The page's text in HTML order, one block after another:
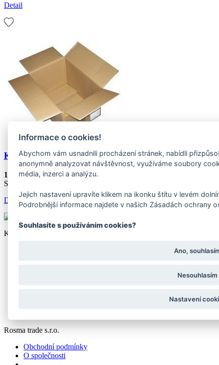
Detail
Kartonová krabice 3VL 580x380x280mm - použitá
18,15 Kč
Skladem
Detail
Kategorie produktů
Rosma trade s.r.o.
Obchodní podmínky
O společnosti
Informace o cookies!
Abychom vám usnadnili procházení stránek, nabídli
anonymně analyzovat návštěvnost, využíváme soubory
média, inzerci a analýzu.
Jejich nastavení upravíte klikem na ikonku štítu v levém
Podrobnější informace najdete v našich Zásadách ochrany
Souhlasíte s používáním cookies?
Ano,
Nesouhlasím
Nastavení